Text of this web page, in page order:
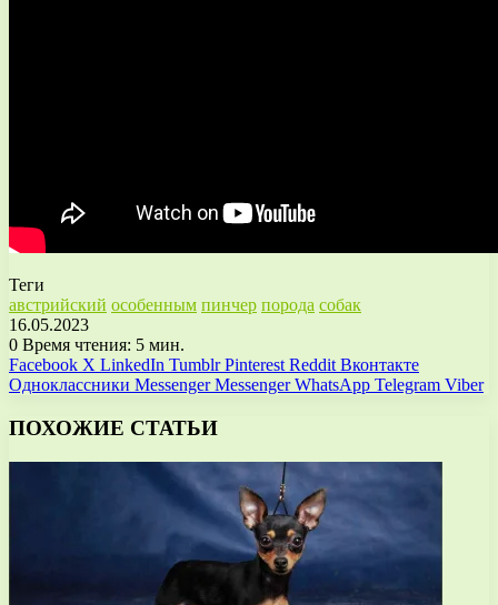
Теги
австрийский особенным пинчер порода собак
16.05.2023
0 Время чтения: 5 мин.
Facebook X LinkedIn Tumblr Pinterest Reddit Вконтакте
Одноклассники Messenger Messenger WhatsApp Telegram Viber
ПОХОЖИЕ СТАТЬИ